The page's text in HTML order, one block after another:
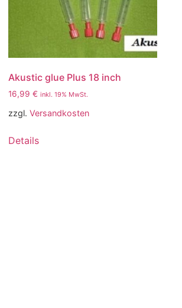
Akustic glue Plus 18 inch
16,99€ inkl. 19% MwSt.
zzgl.Versandkosten
Details